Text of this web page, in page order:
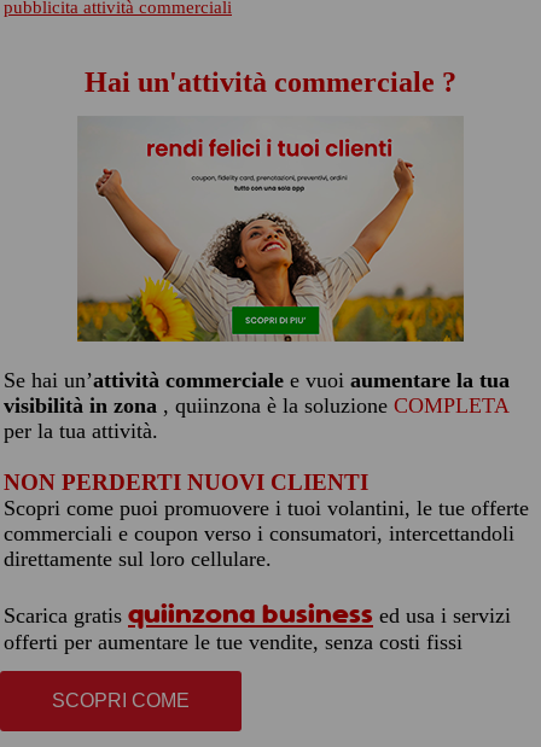
pubblicita attività commerciali
Hai un'attività commerciale ?
Se hai un’attività commerciale e vuoi aumentare la tua
visibilità in zona , quiinzona è la soluzione COMPLETA
per la tua attività.
NON PERDERTI NUOVI CLIENTI
Scopri come puoi promuovere i tuoi volantini, le tue offerte
commerciali e coupon verso i consumatori, intercettandoli
direttamente sul loro cellulare.
Scarica gratis quiinzona business ed usa i servizi
offerti per aumentare le tue vendite, senza costi fissi
SCOPRI COME